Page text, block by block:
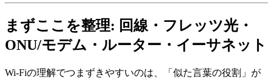
まずここを整理: 回線・フレッツ光・
ONU/モデム・ルーター・イーサネット
Wi-Fiの理解でつまずきやすいのは、「似た言葉の役割」が